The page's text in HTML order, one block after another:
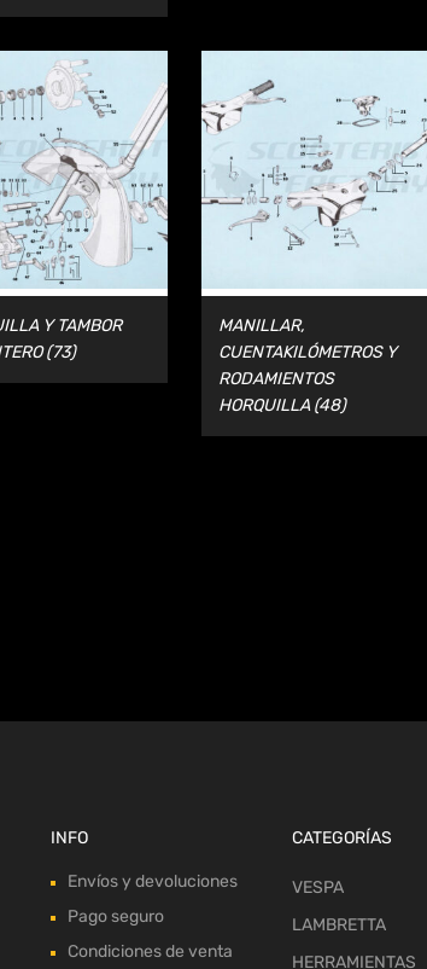
Y TAMBOR
(73)
MANILLAR,
CUENTAKILÓMETROS Y
RODAMIENTOS
HORQUILLA(48)
INFO
Envíos y devoluciones
Pago seguro
Condiciones de venta
CATEGORÍAS
VESPA
LAMBRETTA
HERRAMIENTAS